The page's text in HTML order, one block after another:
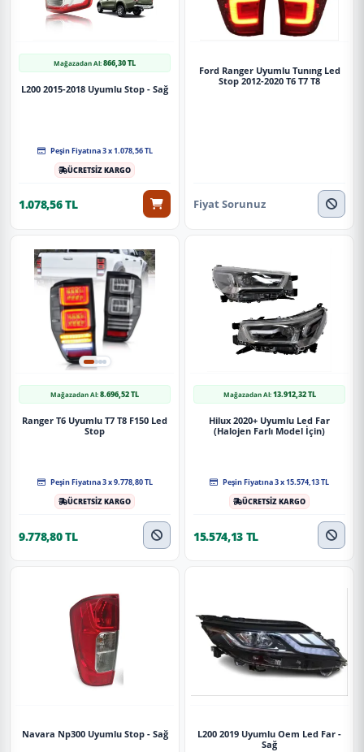
Mağazadan Al:866,30 TL
L200 2015-2018 Uyumlu Stop - Sağ
Peşin Fiyatına 3 x 1.078,56 TL
ÜCRETSİZ KARGO
1.078,56 TL
Ford Ranger Uyumlu Tunıng Led
Stop 2012-2020 T6 T7 T8
Fiyat Sorunuz
Mağazadan Al:8.696,52 TL
Ranger T6 Uyumlu T7 T8 F150 Led
Stop
Peşin Fiyatına 3 x 9.778,80 TL
ÜCRETSİZ KARGO
9.778,80 TL
Mağazadan Al:13.912,32 TL
Hilux 2020+ Uyumlu Led Far
(Halojen Farlı Model İçin)
Peşin Fiyatına 3 x 15.574,13 TL
ÜCRETSİZ KARGO
15.574,13 TL
Navara Np300 Uyumlu Stop - Sağ
L200 2019 Uyumlu Oem Led Far -
Sağ